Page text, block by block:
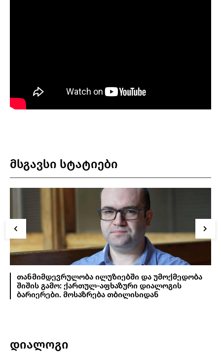
მსგავსი სტატიები
თანმიმდევრულობა ილუზიებში და უმოქმედობა
შიშის გამო: ქართულ-აფხაზური დიალოგის
ბარიერები. მოსაზრება თბილისიდან
დიალოგი